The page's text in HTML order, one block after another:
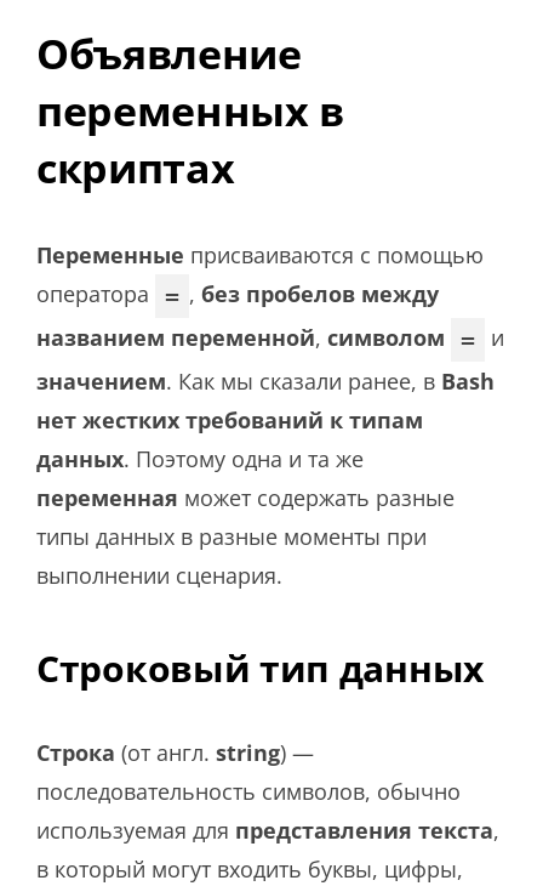
Объявление
переменных в
скриптах
Переменные присваиваются с помощью
оператора = , без пробелов между
названием переменной, символом = и
значением. Как мы сказали ранее, в Bash
нет жестких требований к типам
данных. Поэтому одна и та же
переменная может содержать разные
типы данных в разные моменты при
выполнении сценария.
Строковый тип данных
Строка (от англ. string) —
последовательность символов, обычно
используемая для представления текста,
в который могут входить буквы, цифры,